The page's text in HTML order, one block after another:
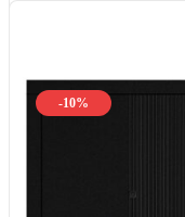
-10%